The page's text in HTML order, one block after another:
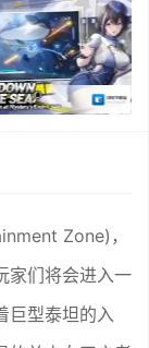
Zone)，
家们将会进入一
巨型泰坦的入